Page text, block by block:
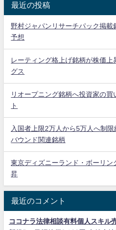
最近の投稿
野村ジャパンリサーチパック掲
予想
レーティング格上げ銘柄が株価
グス
リオープニング銘柄へ投資家の
ト
入国者上限2万人から5万人へ制
バウンド関連銘柄
東京ディズニーランド・ボーリン
昇
最近のコメント
ココナラ法律相談有料個人スキル